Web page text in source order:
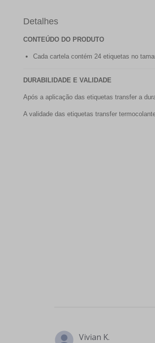
Detalhes
CONTEÚDO DO PRODUTO
Cada cartela contém 24 etiquetas no
DURABILIDADE E VALIDADE
Após a aplicação das etiquetas transfer a
A validade das etiquetas transfer
Vivian K.